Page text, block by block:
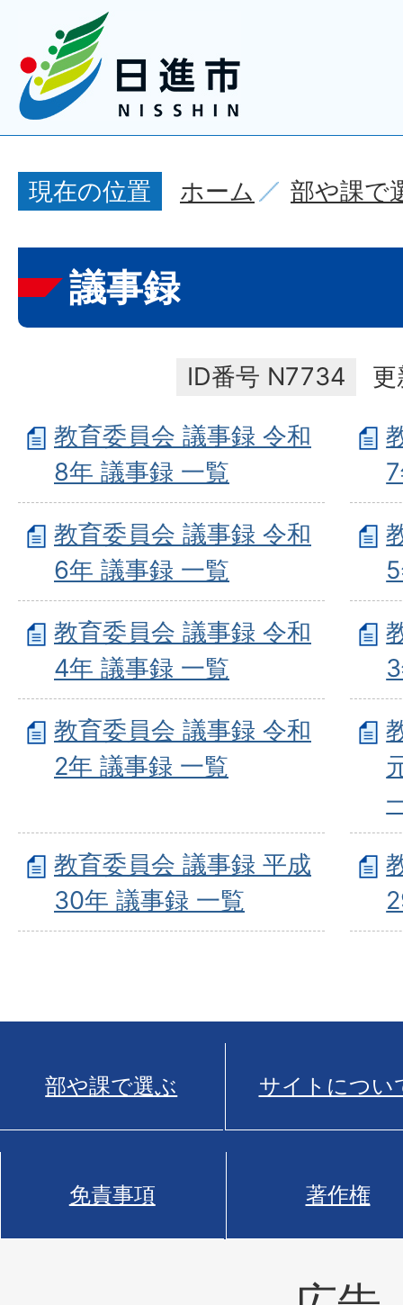
現在の位置 ホーム 部や課で
議事録
ID番号 N7734
教育委員会 議事録 令和
8年 議事録 一覧
教育委員会 議事録 令和
6年 議事録 一覧
教育委員会 議事録 令和
4年 議事録 一覧
教育委員会 議事録 令和
2年 議事録 一覧
教育委員会 議事録 平成
30年 議事録 一覧
部や課で選ぶ サイトについ
免責事項 著作権